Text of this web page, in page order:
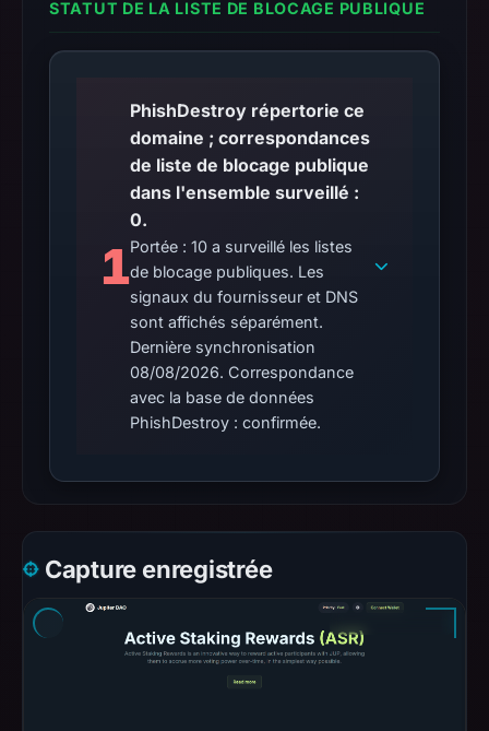
STATUT DE LA LISTE DE BLOCAGE PUBLIQUE
1
PhishDestroy répertorie ce
domaine ; correspondances
de liste de blocage publique
dans l'ensemble surveillé :
0.
Portée : 10 a surveillé les listes
de blocage publiques. Les
signaux du fournisseur et DNS
sont affichés séparément.
Dernière synchronisation
08/08/2026. Correspondance
avec la base de données
PhishDestroy : confirmée.
Capture enregistrée